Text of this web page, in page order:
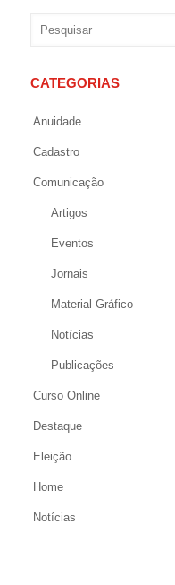
CATEGORIAS
Anuidade
Cadastro
Comunicação
Artigos
Eventos
Jornais
Material Gráfico
Notícias
Publicações
Curso Online
Destaque
Eleição
Home
Notícias